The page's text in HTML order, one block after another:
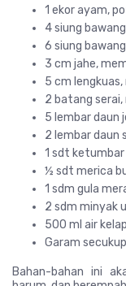
1 ekor ayam,
4 siung
6 siung
3 cm jahe,
5 cm
2 batang
5 lembar daun
2 lembar daun
1 sdt ketumbar
½ sdt merica
1 sdm gula
2 sdm minyak
500 ml air
Garam
Bahan-bahan ini